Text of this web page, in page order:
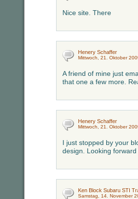
Nice site. There
Henery Schaffer
Mittwoch, 21. Oktober
A friend of mine just
that one a few more.
Henery Schaffer
Mittwoch, 21. Oktober
I just stopped by your
design. Looking
Ken Block Subaru STI
Samstag, 14. November